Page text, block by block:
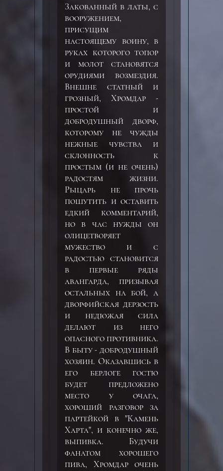
Закованный в латы, с
вооружением,
присущим
настоящему воину, в
руках которого топор
и молот становятся
орудиями возмездия.
Внешне статный и
грозный, Хромдар -
простой и
добродушный дворф,
которому не чужды
нежные чувства и
склонность к
простым (и не очень)
радостям жизни.
Рыцарь не прочь
пошутить и оставить
едкий комментарий,
но в час нужды он
олицетворяет
мужество и с
радостью становится
в первые ряды
авангарда, призывая
остальных на бой, а
дворфийская дерзость
и недюжая сила
делают из него
опасного противника.
В быту - добродушный
хозяин. Оказавшись в
его берлоге гостю
будет предложено
место у очага,
хороший разговор за
партейкой в "Камень
Харта", и конечно же,
выпивка. Будучи
фанатом хорошего
пива, Хромдар очень